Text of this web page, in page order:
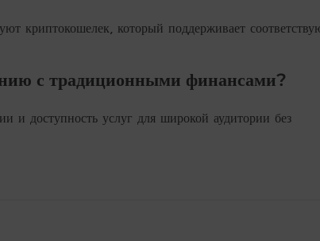
криптокошелек, который поддерживает
с традиционными финансами?
и доступность услуг для широкой аудитории без